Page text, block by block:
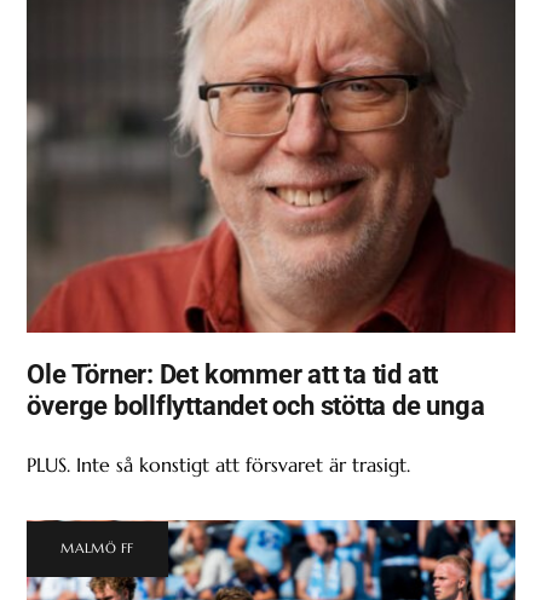
Ole Törner: Det kommer att ta tid att
överge bollflyttandet och stötta de unga
PLUS. Inte så konstigt att försvaret är trasigt.
MALMÖ FF